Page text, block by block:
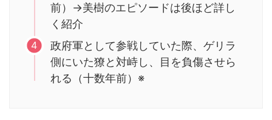
前）→美樹のエピソードは後ほど詳し
く紹介
政府軍として参戦していた際、ゲリラ
側にいた獠と対峙し、目を負傷させら
れる（十数年前）※